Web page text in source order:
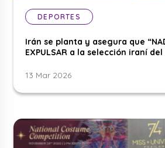
DEPORTES
Irán se planta y asegura que
EXPULSAR a la selección iraní del
13 Mar 2026